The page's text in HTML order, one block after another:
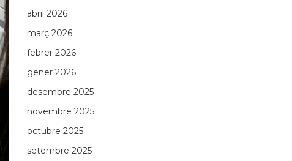
abril 2026
març 2026
febrer 2026
gener 2026
desembre 2025
novembre 2025
octubre 2025
setembre 2025